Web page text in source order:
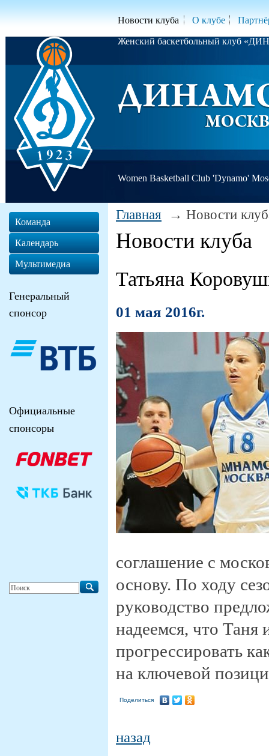
Новости клуба О клубе
Женский баскетбольный клуб
Women Basketball Club 'Dynamo'
Главная Новости
Новости клуба
Татьяна
01 мая 2016г.
соглашение с
основу. По ходу
руководство
надеемся, что Таня
прогрессировать
на ключевой
Поделиться
назад
Команда
Календарь
Мультимедиа
Генеральный
спонсор
Официальные
спонсоры